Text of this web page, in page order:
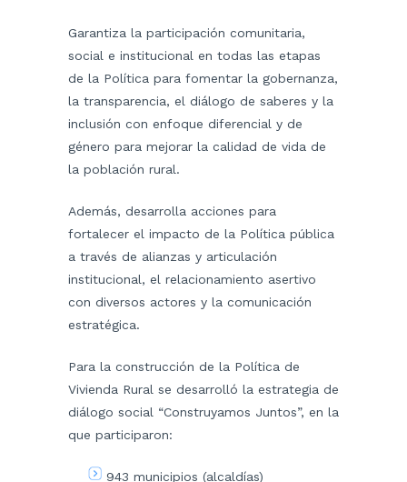
Garantiza la participación comunitaria,
social e institucional en todas las etapas
de la Política para fomentar la gobernanza,
la transparencia, el diálogo de saberes y la
inclusión con enfoque diferencial y de
género para mejorar la calidad de vida de
la población rural.
Además, desarrolla acciones para
fortalecer el impacto de la Política pública
a través de alianzas y articulación
institucional, el relacionamiento asertivo
con diversos actores y la comunicación
estratégica.
Para la construcción de la Política de
Vivienda Rural se desarrolló la estrategia de
diálogo social “Construyamos Juntos”, en la
que participaron:
943 municipios (alcaldías)